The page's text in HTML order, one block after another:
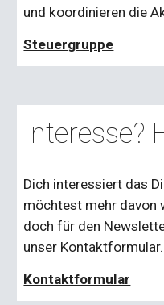
und koordinieren die
Steuergruppe
Interesse?
Dich interessiert das
möchtest mehr davon
doch für den
unser Kontaktformular.
Kontaktformular